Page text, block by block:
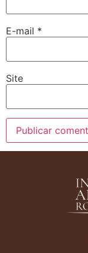
E-mail *
Site